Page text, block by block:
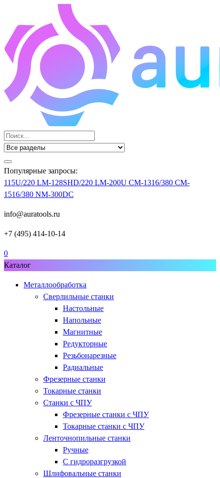
Популярные запросы:
115U/220 LM-128SHD/220 LM-200U CM-1316/380 CM-
1516/380 NM-300DC
info@auratools.ru
+7 (495) 414-10-14
0
Каталог
Металлообработка
Сверлильные станки
Настольные
Напольные
Магнитные
Редукторные
Резьбонарезные
Радиальные
Фрезерные станки
Токарные станки
Станки с ЧПУ
Фрезерные станки с ЧПУ
Токарные станки с ЧПУ
Ленточнопильные станки
Ручные
С гидроразгрузкой
Шлифовальные станки